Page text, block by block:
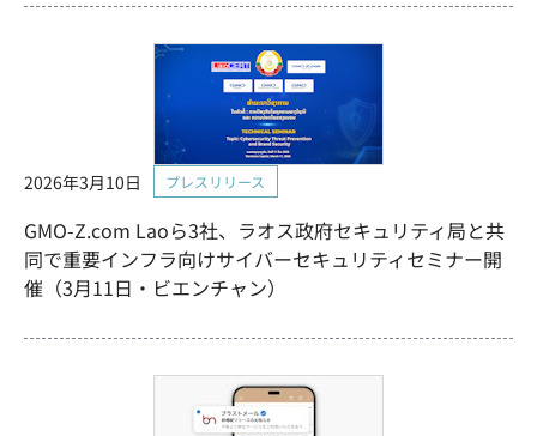
GMO-Z.com Laoら3社、ラオス政府セキュリティ局と共
同で重要インフラ向けサイバーセキュリティセミナー開
催（3月11日・ビエンチャン）
2026年3月10日 プレスリリース